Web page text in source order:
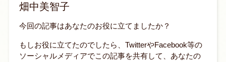
畑中美智子
今回の記事はあなたのお役に立てましたか？
もしお役に立てたのでしたら、TwitterやFacebook等の
ソーシャルメディアでこの記事を共有して、あなたの